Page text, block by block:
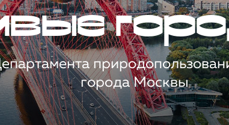
города Москвы